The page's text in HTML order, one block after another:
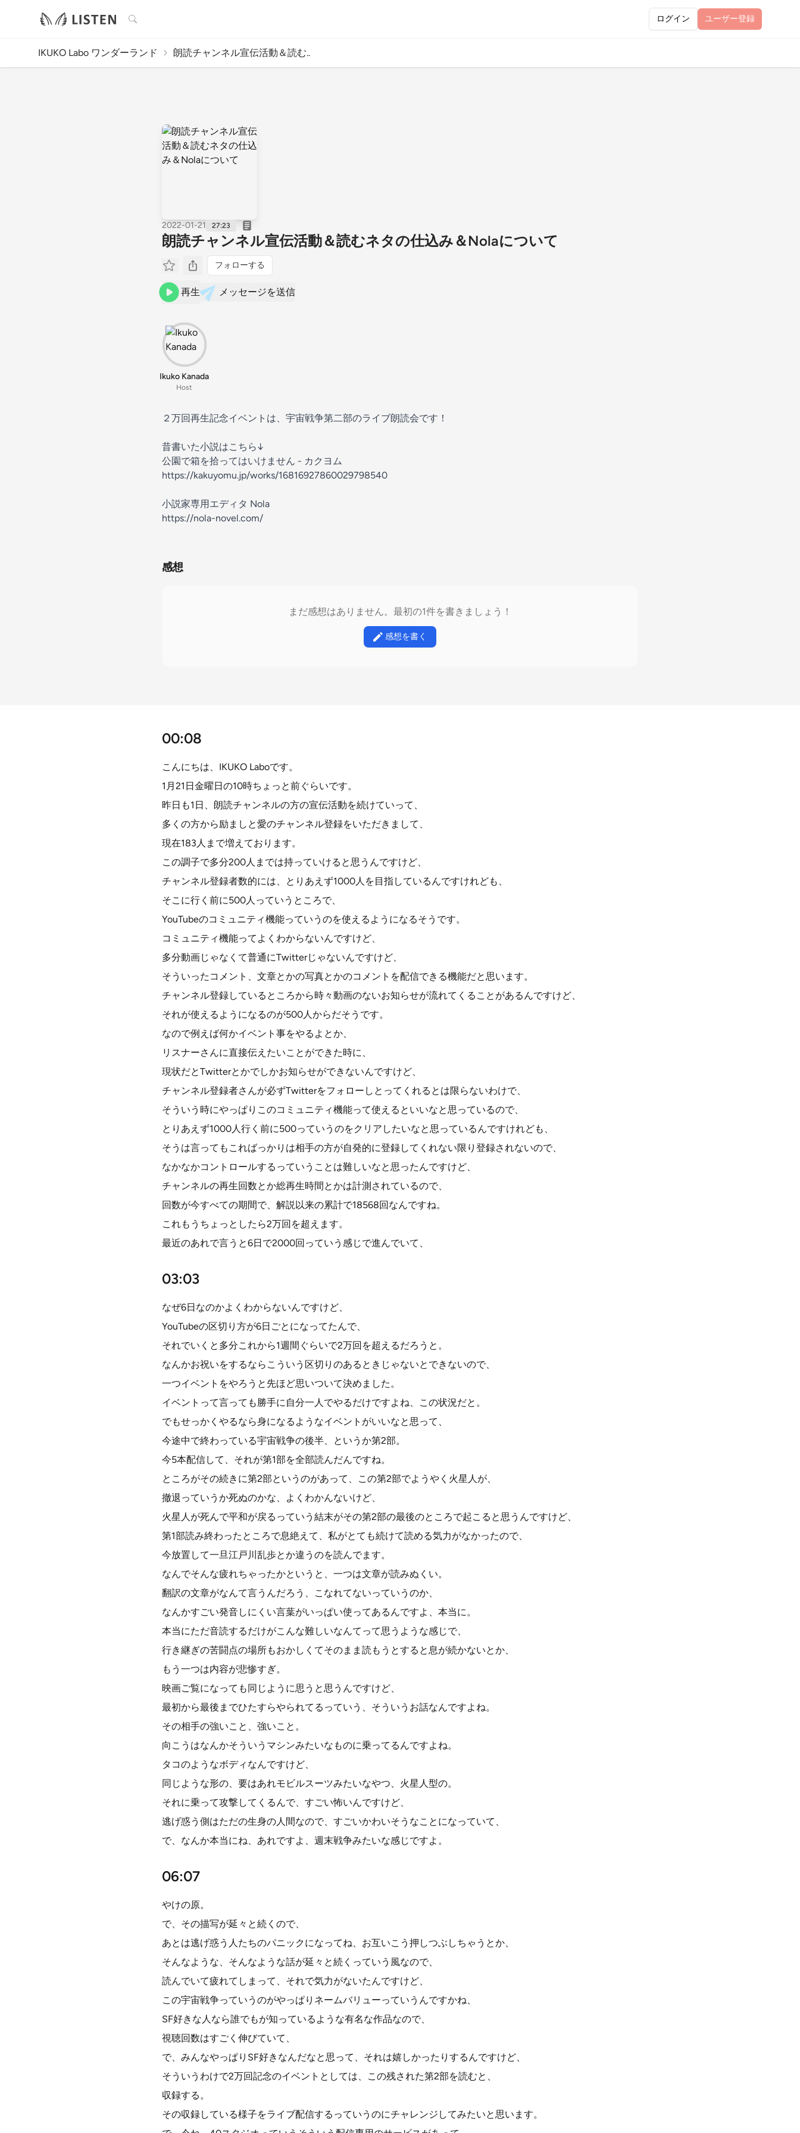
検索 ログイン ユーザー登録
IKUKO Labo ワンダーランド 朗読チャンネル宣伝活動＆読む..
2022-01-21 27:23
朗読チャンネル宣伝活動＆読むネタの仕込み＆Nolaについて
フォローする
再生 メッセージを送信
Ikuko Kanada
Host
２万回再生記念イベントは、宇宙戦争第二部のライブ朗読会です！
昔書いた小説はこちら↓
公園で箱を拾ってはいけません - カクヨム
https://kakuyomu.jp/works/16816927860029798540
小説家専用エディタ Nola
https://nola-novel.com/
感想
まだ感想はありません。最初の1件を書きましょう！
感想を書く
00:08
こんにちは、IKUKO Laboです。
1月21日金曜日の10時ちょっと前ぐらいです。
昨日も1日、朗読チャンネルの方の宣伝活動を続けていって、
多くの方から励ましと愛のチャンネル登録をいただきまして、
現在183人まで増えております。
この調子で多分200人までは持っていけると思うんですけど、
チャンネル登録者数的には、とりあえず1000人を目指しているんですけれども、
そこに行く前に500人っていうところで、
YouTubeのコミュニティ機能っていうのを使えるようになるそうです。
コミュニティ機能ってよくわからないんですけど、
多分動画じゃなくて普通にTwitterじゃないんですけど、
そういったコメント、文章とかの写真とかのコメントを配信できる機能だと思います。
チャンネル登録しているところから時々動画のないお知らせが流れてくることがあるんですけど、
それが使えるようになるのが500人からだそうです。
なので例えば何かイベント事をやるよとか、
リスナーさんに直接伝えたいことができた時に、
現状だとTwitterとかでしかお知らせができないんですけど、
チャンネル登録者さんが必ずTwitterをフォローしとってくれるとは限らないわけで、
そういう時にやっぱりこのコミュニティ機能って使えるといいなと思っているので、
とりあえず1000人行く前に500っていうのをクリアしたいなと思っているんですけれども、
そうは言ってもこればっかりは相手の方が自発的に登録してくれない限り登録されないので、
なかなかコントロールするっていうことは難しいなと思ったんですけど、
チャンネルの再生回数とか総再生時間とかは計測されているので、
回数が今すべての期間で、解説以来の累計で18568回なんですね。
これもうちょっとしたら2万回を超えます。
最近のあれで言うと6日で2000回っていう感じで進んでいて、
03:03
なぜ6日なのかよくわからないんですけど、
YouTubeの区切り方が6日ごとになってたんで、
それでいくと多分これから1週間ぐらいで2万回を超えるだろうと。
なんかお祝いをするならこういう区切りのあるときじゃないとできないので、
一つイベントをやろうと先ほど思いついて決めました。
イベントって言っても勝手に自分一人でやるだけですよね、この状況だと。
でもせっかくやるなら身になるようなイベントがいいなと思って、
今途中で終わっている宇宙戦争の後半、というか第2部。
今5本配信して、それが第1部を全部読んだんですね。
ところがその続きに第2部というのがあって、この第2部でようやく火星人が、
撤退っていうか死ぬのかな、よくわかんないけど、
火星人が死んで平和が戻るっていう結末がその第2部の最後のところで起こると思うんですけど、
第1部読み終わったところで息絶えて、私がとても続けて読める気力がなかったので、
今放置して一旦江戸川乱歩とか違うのを読んでます。
なんでそんな疲れちゃったかというと、一つは文章が読みぬくい。
翻訳の文章がなんて言うんだろう、こなれてないっていうのか、
なんかすごい発音しにくい言葉がいっぱい使ってあるんですよ、本当に。
本当にただ音読するだけがこんな難しいなんてって思うような感じで、
行き継ぎの苦闘点の場所もおかしくてそのまま読もうとすると息が続かないとか、
もう一つは内容が悲惨すぎ。
映画ご覧になっても同じように思うと思うんですけど、
最初から最後までひたすらやられてるっていう、そういうお話なんですよね。
その相手の強いこと、強いこと。
向こうはなんかそういうマシンみたいなものに乗ってるんですよね。
タコのようなボディなんですけど、
同じような形の、要はあれモビルスーツみたいなやつ、火星人型の。
それに乗って攻撃してくるんで、すごい怖いんですけど、
逃げ惑う側はただの生身の人間なので、すごいかわいそうなことになっていて、
で、なんか本当にね、あれですよ、週末戦争みたいな感じですよ。
06:07
やけの原。
で、その描写が延々と続くので、
あとは逃げ惑う人たちのパニックになってね、お互いこう押しつぶしちゃうとか、
そんなような、そんなような話が延々と続くっていう風なので、
読んでいて疲れてしまって、それで気力がないたんですけど、
この宇宙戦争っていうのがやっぱりネームバリューっていうんですかね、
SF好きな人なら誰でもが知っているような有名な作品なので、
視聴回数はすごく伸びていて、
で、みんなやっぱりSF好きなんだなと思って、それは嬉しかったりするんですけど、
そういうわけで2万回記念のイベントとしては、この残された第2部を読むと、
収録する。
その収録している様子をライブ配信するっていうのにチャレンジしてみたいと思います。